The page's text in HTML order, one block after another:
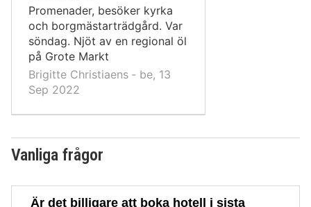
Promenader, besöker kyrka
och borgmästarträdgård. Var
söndag. Njöt av en regional öl
på Grote Markt
Brigitte Christiaens ‐ be, 13
Sep 2022
Vanliga frågor
Är det billigare att boka hotell i sista